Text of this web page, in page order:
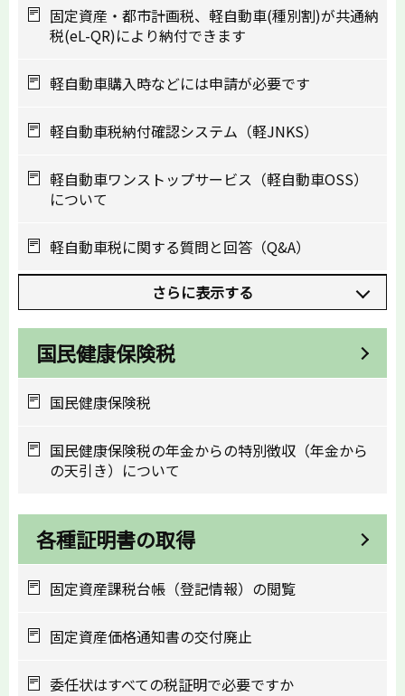
固定資産・都市計画税、軽自動車(種別割)が共通納
税(eL-QR)により納付できます
軽自動車購入時などには申請が必要です
軽自動車税納付確認システム（軽JNKS）
軽自動車ワンストップサービス（軽自動車OSS）
について
軽自動車税に関する質問と回答（Q&A）
さらに表示する
国民健康保険税
国民健康保険税
国民健康保険税の年金からの特別徴収（年金から
の天引き）について
各種証明書の取得
固定資産課税台帳（登記情報）の閲覧
固定資産価格通知書の交付廃止
委任状はすべての税証明で必要ですか